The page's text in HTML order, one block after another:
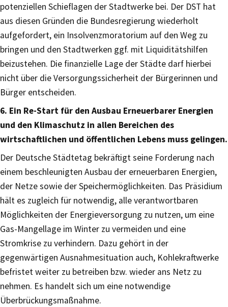
potenziellen Schieflagen der Stadtwerke bei. Der DST hat
aus diesen Gründen die Bundesregierung wiederholt
aufgefordert, ein Insolvenzmoratorium auf den Weg zu
bringen und den Stadtwerken ggf. mit Liquiditätshilfen
beizustehen. Die finanzielle Lage der Städte darf hierbei
nicht über die Versorgungssicherheit der Bürgerinnen und
Bürger entscheiden.
6. Ein Re-Start für den Ausbau Erneuerbarer Energien
und den Klimaschutz in allen Bereichen des
wirtschaftlichen und öffentlichen Lebens muss gelingen.
Der Deutsche Städtetag bekräftigt seine Forderung nach
einem beschleunigten Ausbau der erneuerbaren Energien,
der Netze sowie der Speichermöglichkeiten. Das Präsidium
hält es zugleich für notwendig, alle verantwortbaren
Möglichkeiten der Energieversorgung zu nutzen, um eine
Gas-Mangellage im Winter zu vermeiden und eine
Stromkrise zu verhindern. Dazu gehört in der
gegenwärtigen Ausnahmesituation auch, Kohlekraftwerke
befristet weiter zu betreiben bzw. wieder ans Netz zu
nehmen. Es handelt sich um eine notwendige
Überbrückungsmaßnahme.